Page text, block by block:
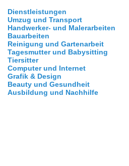
Dienstleistungen
Umzug und Transport
Handwerker- und Malerarbeiten
Bauarbeiten
Reinigung und Gartenarbeit
Tagesmutter und Babysitting
Tiersitter
Computer und Internet
Grafik & Design
Beauty und Gesundheit
Ausbildung und Nachhilfe